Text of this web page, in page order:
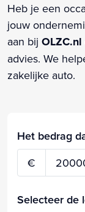
Heb je een
jouw
aan bij OLZC.nl
advies. We
zakelijke auto.
Het bedrag
€
Selecteer de